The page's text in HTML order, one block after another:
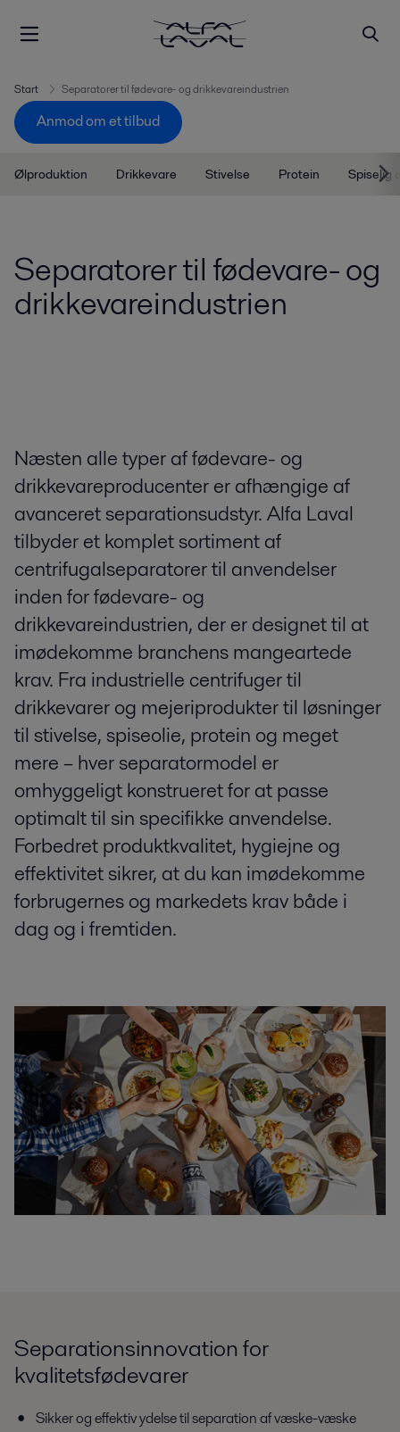
Start Separatorer til fødevare- og drikkevareindustrien
Anmod om et tilbud
Ølproduktion Drikkevare Stivelse Protein Spiselig
Separatorer til fødevare- og
drikkevareindustrien
Næsten alle typer af fødevare- og
drikkevareproducenter er afhængige af
avanceret separationsudstyr. Alfa Laval
tilbyder et komplet sortiment af
centrifugalseparatorer til anvendelser
inden for fødevare- og
drikkevareindustrien, der er designet til at
imødekomme branchens mangeartede
krav. Fra industrielle centrifuger til
drikkevarer og mejeriprodukter til løsninger
til stivelse, spiseolie, protein og meget
mere – hver separatormodel er
omhyggeligt konstrueret for at passe
optimalt til sin specifikke anvendelse.
Forbedret produktkvalitet, hygiejne og
effektivitet sikrer, at du kan imødekomme
forbrugernes og markedets krav både i
dag og i fremtiden.
Separationsinnovation for
kvalitetsfødevarer
Sikker og effektiv ydelse til separation af væske-væske